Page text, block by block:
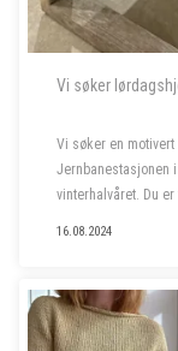
Vi søker
Vi søker en
Jernbanestasjonen
vinterhalvåret. Du
16.08.2024